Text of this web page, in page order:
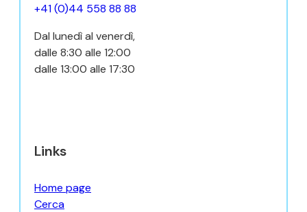
+41 (0)44 558 88 88
Dal lunedì al venerdì,
dalle 8:30 alle 12:00
dalle 13:00 alle 17:30
Links
Home page
Cerca